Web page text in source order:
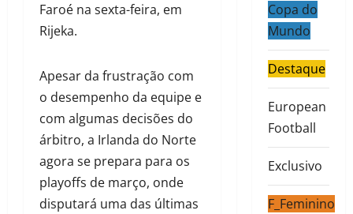
Faroé na sexta-feira, em
Rijeka.
Apesar da frustração com
o desempenho da equipe e
com algumas decisões do
árbitro, a Irlanda do Norte
agora se prepara para os
playoffs de março, onde
disputará uma das últimas
Copa do
Mundo
Destaque
European
Football
Exclusivo
F_Feminino